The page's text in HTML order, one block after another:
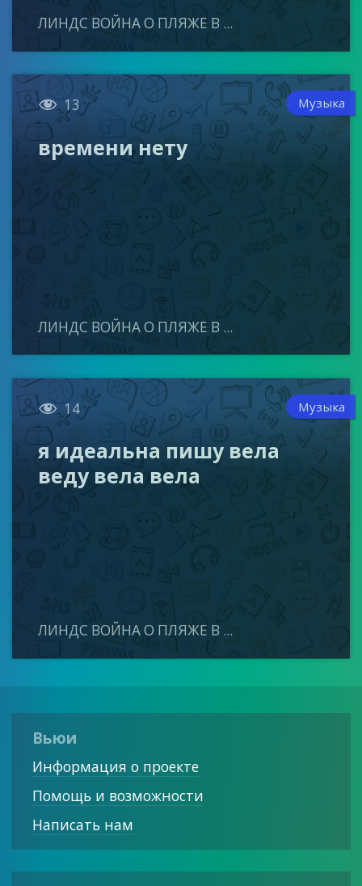
ЛИНДС ВОЙНА О ПЛЯЖЕ В ...
 13 Музыка
времени нету
ЛИНДС ВОЙНА О ПЛЯЖЕ В ...
 14 Музыка
я идеальна пишу вела
веду вела вела
ЛИНДС ВОЙНА О ПЛЯЖЕ В ...
Вьюи
Информация о проекте
Помощь и возможности
Написать нам